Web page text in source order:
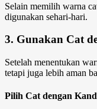
Selain memilih warna
digunakan sehari-hari.
3. Gunakan Cat
Setelah menentukan
tetapi juga lebih aman
Pilih Cat dengan